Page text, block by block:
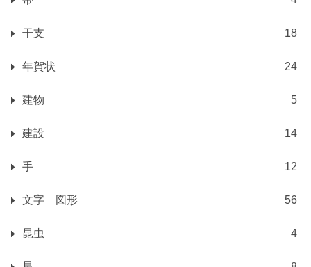
干支 18
年賀状 24
建物 5
建設 14
手 12
文字 図形 56
昆虫 4